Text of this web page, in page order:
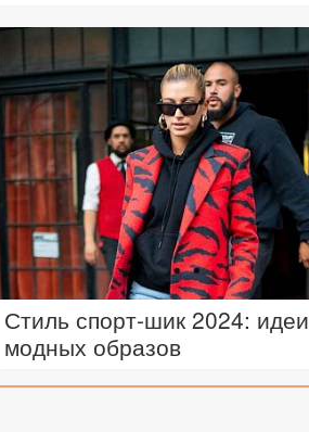
Стиль спорт-шик 2024: идеи
модных образов